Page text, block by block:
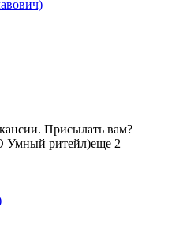
Присылать вам?
Умный ритейл)еще 2